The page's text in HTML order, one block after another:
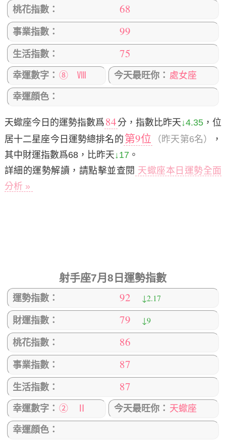
桃花指數： 68
事業指數： 99
生活指數： 75
幸運數字： ⑧ Ⅷ 今天最旺你： 處女座
幸運顔色：
天蠍座今日的運勢指數爲 84分，指數比昨天↓4.35 ，位
居十二星座今日運勢總排名的 第9位 （昨天第6名）
，
其中財運指數爲68，比昨天↓17 。
詳細的運勢解讀，請點擊並查閱 天蠍座本日運勢全面
分析 »
射手座7月8日運勢指數
運勢指數： 92 ↓2.17
財運指數： 79 ↓9
桃花指數： 86
事業指數： 87
生活指數： 87
幸運數字： ② Ⅱ 今天最旺你： 天蠍座
幸運顔色：